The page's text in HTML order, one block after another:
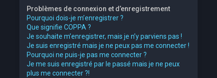
Problèmes de connexion et d’enregistrement
Pourquoi dois-je m’enregistrer ?
Que signifie COPPA ?
Je souhaite m’enregistrer, mais je n’y parviens pas !
Je suis enregistré mais je ne peux pas me connecter !
Pourquoi ne puis-je pas me connecter ?
Je me suis enregistré par le passé mais je ne peux
plus me connecter ?!